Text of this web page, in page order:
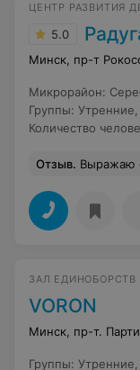
ЦЕНТР РАЗВИТИЯ
5.0
Минск, пр-т
Микрорайон:
Группы: Утренние
Количество
Отзыв. Выражаю огромную благодарность
ЗАЛ ЕДИНОБОРСТВ
VORON
Минск, пр-т.
Группы: Утренние